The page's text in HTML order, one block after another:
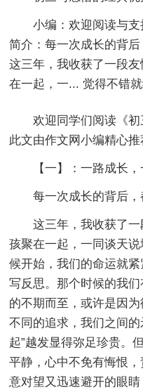
小编：欢迎阅读与
简介：每一次成长的背后
这三年，我收获了一段
在一起，一... 觉得不错
欢迎同学们阅读《初
此文由作文网小编精心推
【一】：一路成长
每一次成长的背后，
这三年，我收获了
孩聚在一起，一同谈天
候开始，我们的命运就
写反思。那个时候的我
的不期而至，或许是因
不同的追求，我们之间
起”越发显得弥足珍贵。
平静，心中不免有悔恨
意对望又迅速避开的眼